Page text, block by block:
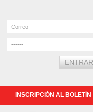
INSCRIPCIÓN AL BOLETÍN